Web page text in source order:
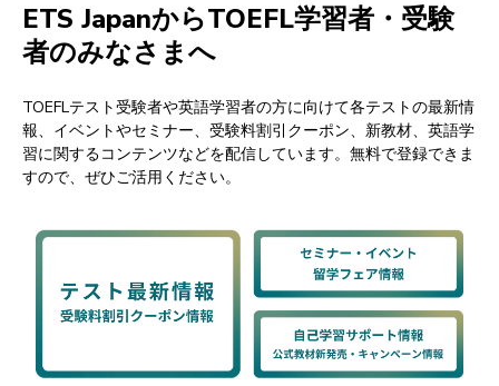
ETS JapanからTOEFL学習者・受験
者のみなさまへ
TOEFLテスト受験者や英語学習者の方に向けて各テストの最新情
報、イベントやセミナー、受験料割引クーポン、新教材、英語学
習に関するコンテンツなどを配信しています。 無料で登録できま
すので、ぜひご活用ください。